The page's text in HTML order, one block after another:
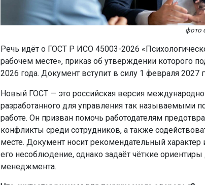
фото
Речь идёт о ГОСТ Р ИСО 45003-2026
рабочем месте», приказ об утверждении которого
2026 года. Документ вступит в силу 1 февраля 2027
Новый ГОСТ — это российская версия
разработанного для управления так называемыми
работе. Он призван помочь работодателям
конфликты среди сотрудников, а также
месте. Документ носит рекомендательный
его несоблюдение, однако задаёт чёткие
менеджмента.